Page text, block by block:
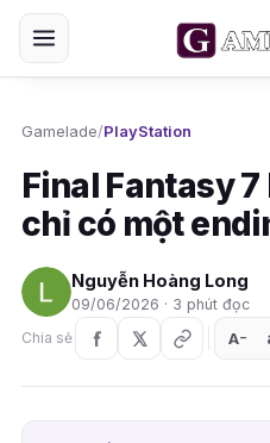
Gamelade/PlayStation
Final Fantasy
chỉ có một
Nguyễn Hoàng Long
09/06/2026 · 3 phút đọc
Chia sẻ
A−